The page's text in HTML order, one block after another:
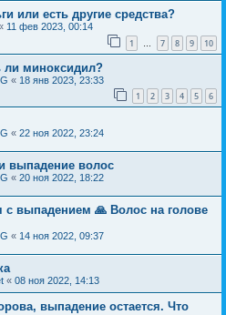
или есть другие средства?
11 фев 2023, 00:14
1 … 7 8 9 10
ли миноксидил?
« 18 янв 2023, 23:33
1 2 3 4 5 6
« 22 ноя 2022, 23:24
выпадение волос
« 20 ноя 2022, 18:22
с выпадением 🙏 Волос на голове
« 14 ноя 2022, 09:37
« 08 ноя 2022, 14:13
выпадение остается. Что